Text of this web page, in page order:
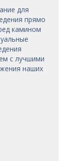
для
прямо
камином
с лучшими
наших